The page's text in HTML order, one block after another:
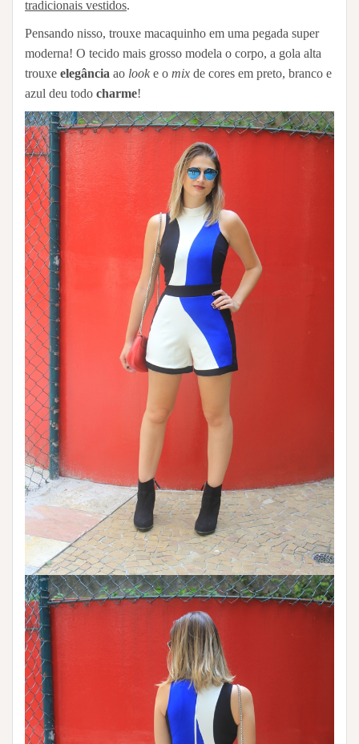
tradicionais vestidos.
Pensando nisso, trouxe macaquinho em uma pegada super
moderna! O tecido mais grosso modela o corpo, a gola alta
trouxe elegância ao look e o mix de cores em preto, branco e
azul deu todo charme!